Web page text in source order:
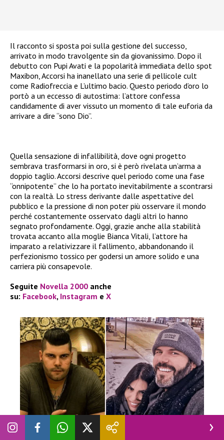
Il racconto si sposta poi sulla gestione del successo,
arrivato in modo travolgente sin da giovanissimo. Dopo il
debutto con Pupi Avati e la popolarità immediata dello spot
Maxibon, Accorsi ha inanellato una serie di pellicole cult
come Radiofreccia e L’ultimo bacio. Questo periodo d’oro lo
portò a un eccesso di autostima: l’attore confessa
candidamente di aver vissuto un momento di tale euforia da
arrivare a dire “sono Dio”.
Quella sensazione di infallibilità, dove ogni progetto
sembrava trasformarsi in oro, si è però rivelata un’arma a
doppio taglio. Accorsi descrive quel periodo come una fase
“onnipotente” che lo ha portato inevitabilmente a scontrarsi
con la realtà. Lo stress derivante dalle aspettative del
pubblico e la pressione di non poter più osservare il mondo
perché costantemente osservato dagli altri lo hanno
segnato profondamente. Oggi, grazie anche alla stabilità
trovata accanto alla moglie Bianca Vitali, l’attore ha
imparato a relativizzare il fallimento, abbandonando il
perfezionismo tossico per godersi un amore solido e una
carriera più consapevole.
Seguite Novella 2000 anche
su: Facebook, Instagram e X
EVENTI | NEWS| TELEVISIONE